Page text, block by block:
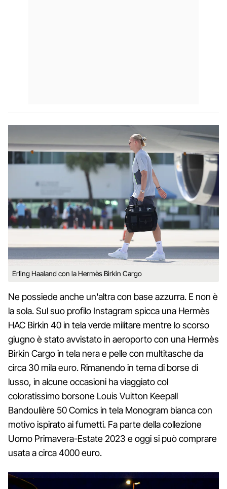
Erling Haaland con la Hermès Birkin Cargo
Ne possiede anche un'altra con base azzurra. E non è
la sola. Sul suo profilo Instagram spicca una Hermès
HAC Birkin 40 in tela verde militare mentre lo scorso
giugno è stato avvistato in aeroporto con una Hermès
Birkin Cargo in tela nera e pelle con multitasche da
circa 30 mila euro. Rimanendo in tema di borse di
lusso, in alcune occasioni ha viaggiato col
coloratissimo borsone Louis Vuitton Keepall
Bandoulière 50 Comics in tela Monogram bianca con
motivo ispirato ai fumetti. Fa parte della collezione
Uomo Primavera-Estate 2023 e oggi si può comprare
usata a circa 4000 euro.